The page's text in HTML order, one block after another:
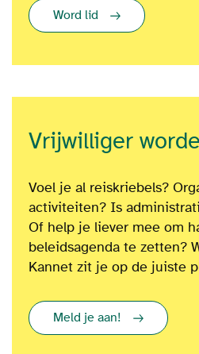
Word lid
Vrijwilliger
Voel je al reiskriebels?
activiteiten? Is
Of help je liever mee om
beleidsagenda te zetten?
Kannet zit je op de juiste
Meld je aan!